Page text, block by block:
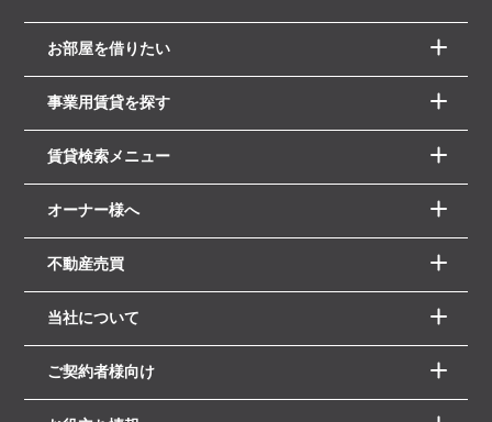
お部屋を借りたい
事業用賃貸を探す
賃貸検索メニュー
オーナー様へ
不動産売買
当社について
ご契約者様向け